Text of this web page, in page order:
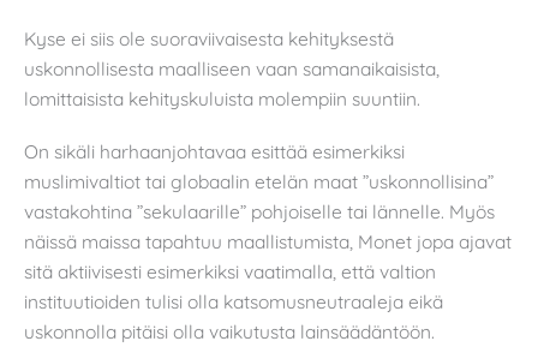
Kyse ei siis ole suoraviivaisesta kehityksestä
uskonnollisesta maalliseen vaan samanaikaisista,
lomittaisista kehityskuluista molempiin suuntiin.
On sikäli harhaanjohtavaa esittää esimerkiksi
muslimivaltiot tai globaalin etelän maat ”uskonnollisina”
vastakohtina ”sekulaarille” pohjoiselle tai lännelle. Myös
näissä maissa tapahtuu maallistumista, Monet jopa ajavat
sitä aktiivisesti esimerkiksi vaatimalla, että valtion
instituutioiden tulisi olla katsomusneutraaleja eikä
uskonnolla pitäisi olla vaikutusta lainsäädäntöön.